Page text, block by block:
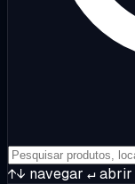
↑↓ navegar ↵abrir